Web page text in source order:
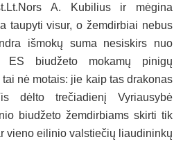
A. Kubilius ir mėgina
taupyti visur, o žemdirbiai nebus
išmokų suma nesiskirs nuo
biudžeto mokamų pinigų
nė motais: jie kaip tas drakonas
dėlto trečiadienį Vyriausybė
biudžeto žemdirbiams skirti tik
vieno eilinio valstiečių liaudininkų